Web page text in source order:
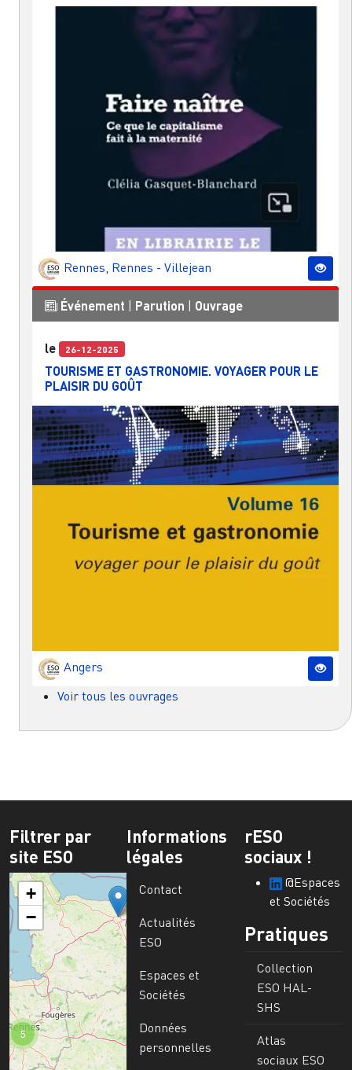
Rennes, Rennes - Villejean
Événement Parution Ouvrage
le 26-12-2025
TOURISME ET GASTRONOMIE. VOYAGER POUR LE
PLAISIR DU GOÛT
Angers
Voir tous les ouvrages
Filtrer par
site ESO
5
+
−
Informations
légales
Contact
Actualités
ESO
Espaces et
Sociétés
Données
personnelles
rESO
sociaux !
@Espaces
et Sociétés
Pratiques
Collection
ESO HAL-
SHS
Atlas
sociaux ESO